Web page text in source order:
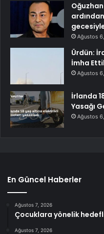
Ağustos
Ürdün:
İmha
Ağustos
İrlanda
Yasağı
Ağustos
En Güncel Haberler
Ağustos 7, 2026
Çocuklara yönelik
Ağustos 7, 2026